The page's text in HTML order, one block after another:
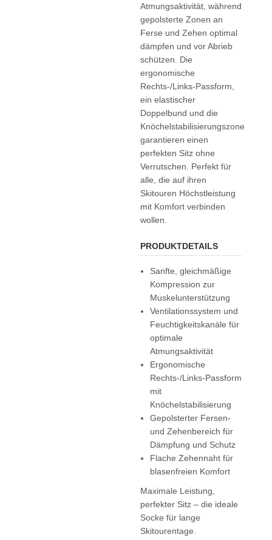
Atmungsaktivität, während
gepolsterte Zonen an
Ferse und Zehen optimal
dämpfen und vor Abrieb
schützen. Die
ergonomische
Rechts-/Links-Passform,
ein elastischer
Doppelbund und die
Knöchelstabilisierungszone
garantieren einen
perfekten Sitz ohne
Verrutschen. Perfekt für
alle, die auf ihren
Skitouren Höchstleistung
mit Komfort verbinden
wollen.
PRODUKTDETAILS
Sanfte, gleichmäßige
Kompression zur
Muskelunterstützung
Ventilationssystem und
Feuchtigkeitskanäle für
optimale
Atmungsaktivität
Ergonomische
Rechts-/Links-Passform
mit
Knöchelstabilisierung
Gepolsterter Fersen-
und Zehenbereich für
Dämpfung und Schutz
Flache Zehennaht für
blasenfreien Komfort
Maximale Leistung,
perfekter Sitz – die ideale
Socke für lange
Skitourentage.